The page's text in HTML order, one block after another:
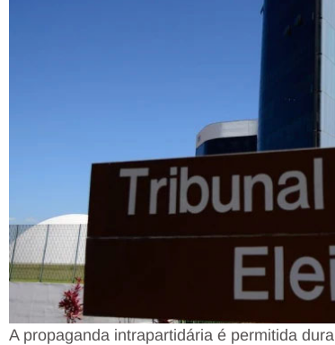
A propaganda intrapartidária é permitida